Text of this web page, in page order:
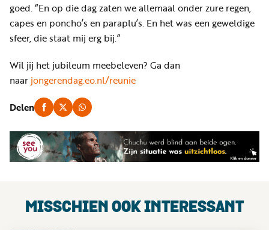
goed. “En op die dag zaten we allemaal onder zure regen,
capes en poncho’s en paraplu’s. En het was een geweldige
sfeer, die staat mij erg bij.”
Wil jij het jubileum meebeleven? Ga dan
naar jongerendag.eo.nl/reunie
Delen
MISSCHIEN OOK INTERESSANT